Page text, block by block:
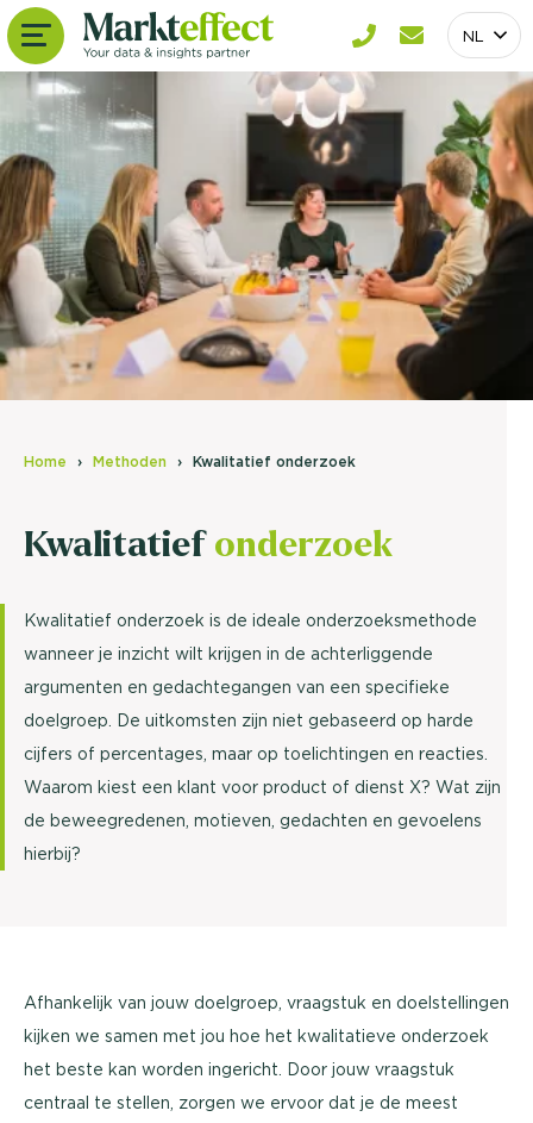
NL
Home Methoden Kwalitatief onderzoek
Kwalitatiefonderzoek
Kwalitatief onderzoek is de ideale onderzoeksmethode
wanneer je inzicht wilt krijgen in de achterliggende
argumenten en gedachtegangen van een specifieke
doelgroep. De uitkomsten zijn niet gebaseerd op harde
cijfers of percentages, maar op toelichtingen en reacties.
Waarom kiest een klant voor product of dienst X? Wat zijn
de beweegredenen, motieven, gedachten en gevoelens
hierbij?
Afhankelijk van jouw doelgroep, vraagstuk en doelstellingen
kijken we samen met jou hoe het kwalitatieve onderzoek
het beste kan worden ingericht. Door jouw vraagstuk
centraal te stellen, zorgen we ervoor dat je de meest